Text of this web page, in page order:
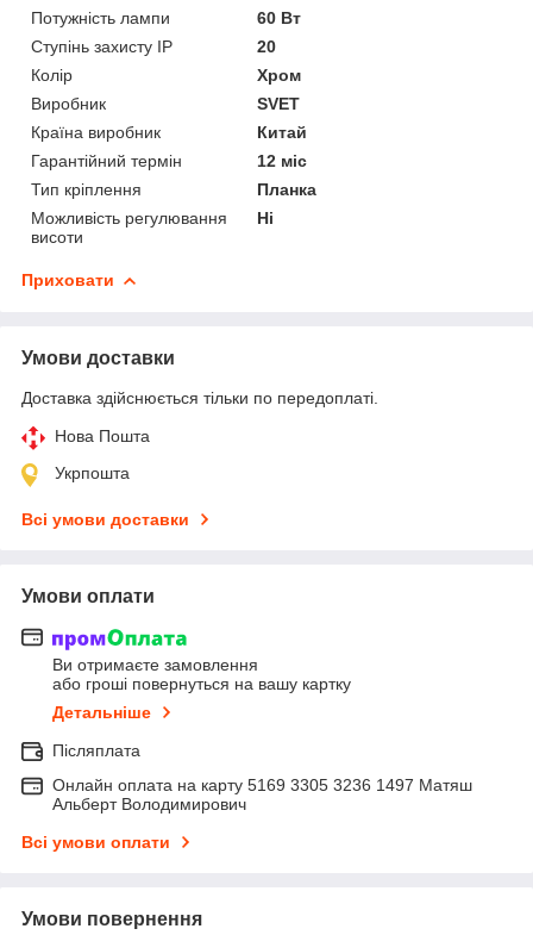
Потужність лампи
60 Вт
Ступінь захисту IP
20
Колір
Хром
Виробник
SVET
Країна виробник
Китай
Гарантійний термін
12 міс
Тип кріплення
Планка
Можливість регулювання
висоти
Ні
Приховати
Умови доставки
Доставка здійснюється тільки по передоплаті.
Нова Пошта
Укрпошта
Всі умови доставки
Умови оплати
Ви отримаєте замовлення
або гроші повернуться на вашу картку
Детальніше
Післяплата
Онлайн оплата на карту 5169 3305 3236 1497 Матяш
Альберт Володимирович
Всі умови оплати
Умови повернення